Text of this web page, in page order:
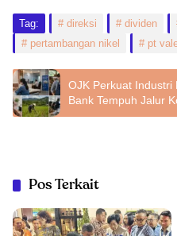
Tag: direksi dividen
pertambangan nikel
pt
OJK Perkuat Industri
Bank Tempuh Jalur
Pos Terkait